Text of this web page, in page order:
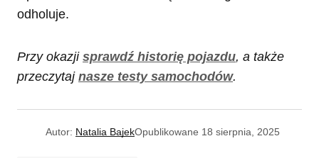
odholuje.
Przy okazji sprawdź historię pojazdu, a także
przeczytaj nasze testy samochodów.
Autor: Natalia BajekOpublikowane 18 sierpnia, 2025